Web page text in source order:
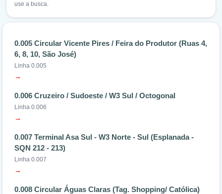
use a busca.
0.005 Circular Vicente Pires / Feira do Produtor (Ruas 4,
6, 8, 10, São José)
Linha 0.005
→
0.006 Cruzeiro / Sudoeste / W3 Sul / Octogonal
Linha 0.006
→
0.007 Terminal Asa Sul - W3 Norte - Sul (Esplanada -
SQN 212 - 213)
Linha 0.007
→
0.008 Circular Águas Claras (Tag. Shopping/ Católica)